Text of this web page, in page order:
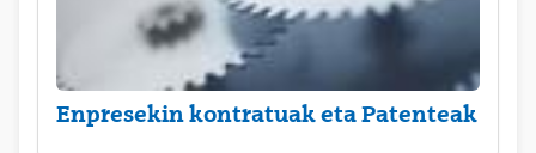
Enpresekin kontratuak eta Patenteak